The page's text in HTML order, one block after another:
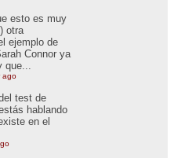
esto es muy
otra
ejemplo de
Connor ya
ago
test de
hablando
en el